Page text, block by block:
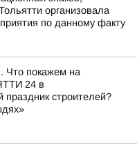
организовала
по данному факту
Что покажем на
24 в
строителей?